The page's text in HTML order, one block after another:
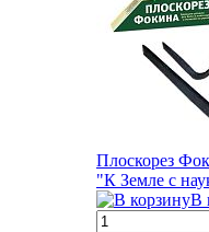
Плоскорез
"К Земле с
В